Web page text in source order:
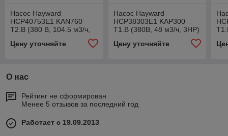
Насос Hayward
HCP40753E1 KAN760
T2.B (380 В, 104.5 м3/ч,
Цену уточняйте
Насос Hayward
HCP38303E1 KAP300
T1.B (380В, 48 м3/ч, 3HP)
Цену уточняйте
О нас
Рейтинг не сформирован
Менее 5 отзывов за последний год
Работает с 19.09.2013